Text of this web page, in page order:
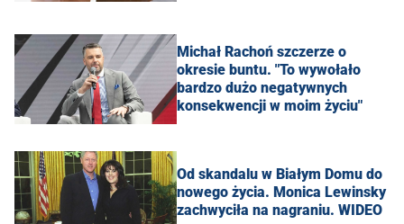
Michał Rachoń szczerze o
okresie buntu. "To wywołało
bardzo dużo negatywnych
konsekwencji w moim życiu"
Od skandalu w Białym Domu do
nowego życia. Monica Lewinsky
zachwyciła na nagraniu. WIDEO